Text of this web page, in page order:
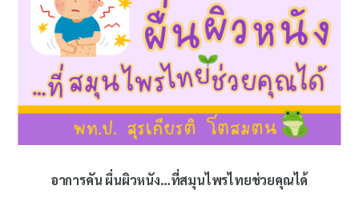
อาการคัน ผื่นผิวหนัง…ที่สมุนไพรไทยช่วยคุณได้